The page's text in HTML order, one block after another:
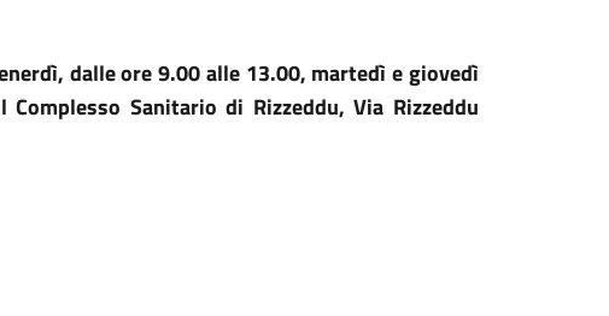
dalle ore 9.00 alle 13.00, martedì e giovedì
Sanitario di Rizzeddu, Via Rizzeddu